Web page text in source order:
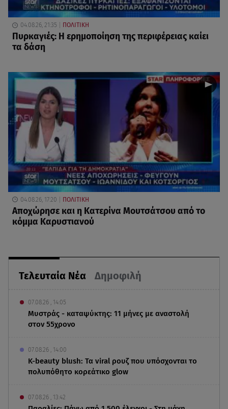
Τελευταία Νέα Δημοφιλή
07.08.26 , 14:05
Μυστράς - καταψύκτης: 11 μήνες με αναστολή
στον 55χρονο
07.08.26 , 14:00
K-beauty blush: Τα viral ρουζ που υπόσχονται το
πολυπόθητο κορεάτικο glow
07.08.26 , 13:42
04.08.26, 21:35 ΠΟΛΙΤΙΚΗ
Πυρκαγιές: Η ερημοποίηση της περιφέρειας καίει
τα δάση
04.08.26, 17:20 ΠΟΛΙΤΙΚΗ
Αποχώρησε και η Κατερίνα Μουτσάτσου από το
κόμμα Καρυστιανού